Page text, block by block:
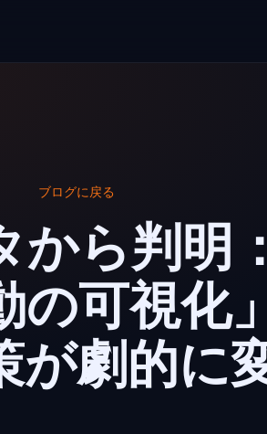
ブログに戻る
から判明
の可視化
が劇的に